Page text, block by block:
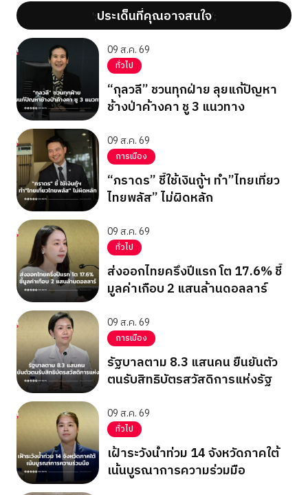
';ประเด็นที่คุณอาจสนใจ';
09 ส.ค. 69
ทั่วไป
“กุลวลี” ชวนทุกฝ่าย ลุยแก้ปัญหา
ช้างป่าค้างคา ชู 3 แนวทาง
09 ส.ค. 69
การเมือง
“ภราดร” ชี้ใช้เงินกู้ฯ ทำ”ไทยเที่ยว
ไทยพลัส” ไม่ผิดหลัก
09 ส.ค. 69
ทั่วไป
ส่งออกไทยครึ่งปีแรก โต 17.6% ชี้
มูลค่าเกือบ 2 แสนล้านดอลลาร์
09 ส.ค. 69
การเมือง
รัฐบาลตาม 8.3 แสนคน ยืนยันตัว
ตนรับสิทธิบัตรสวัสดิการแห่งรัฐ
09 ส.ค. 69
ทั่วไป
เฝ้าระวังน้ำท่วม 14 จังหวัดภาคใต้
เน้นบูรณาการความร่วมมือ